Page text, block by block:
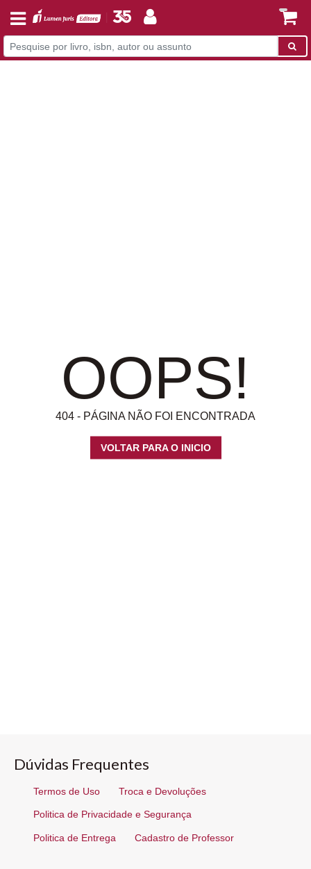
OOPS!
404 - PÁGINA NÃO FOI ENCONTRADA
VOLTAR PARA O INICIO
Dúvidas Frequentes
Termos de Uso Troca e Devoluções
Politica de Privacidade e Segurança
Politica de Entrega Cadastro de Professor